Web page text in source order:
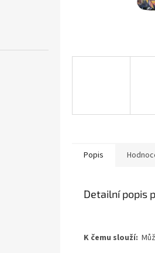
Popis
Detailní popis
K čemu slouží: